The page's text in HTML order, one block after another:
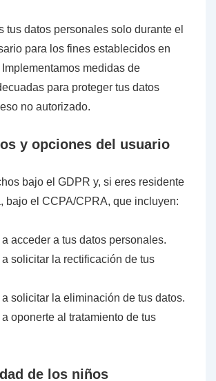
tus datos personales solo durante el
para los fines establecidos en
medidas de
para proteger tus datos
no autorizado.
y opciones del usuario
bajo el GDPR y, si eres residente
bajo el CCPA/CPRA, que incluyen:
acceder a tus datos personales.
a solicitar la rectificación de tus
a solicitar la eliminación de tus datos.
oponerte al tratamiento de tus
de los niños